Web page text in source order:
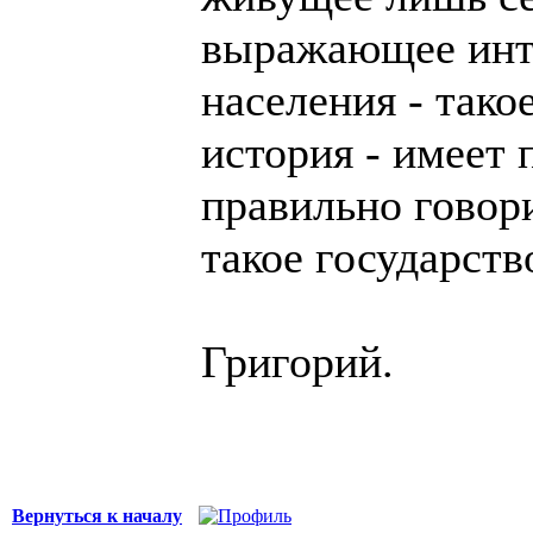
выражающее
населения -
история - имеет
правильно
такое
Григорий.
Вернуться к началу